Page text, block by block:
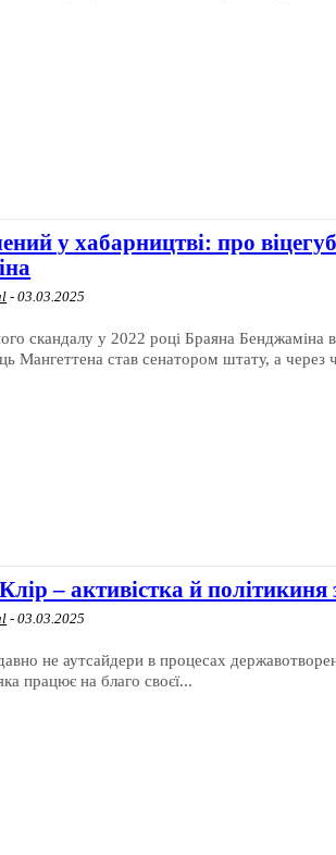
у хабарництві: про
- 03.03.2025
скандалу у 2022 році Браяна
Мангеттена став сенатором штату, а через
– активістка й політикиня
- 03.03.2025
не аутсайдери в процесах
працює на благо своєї...